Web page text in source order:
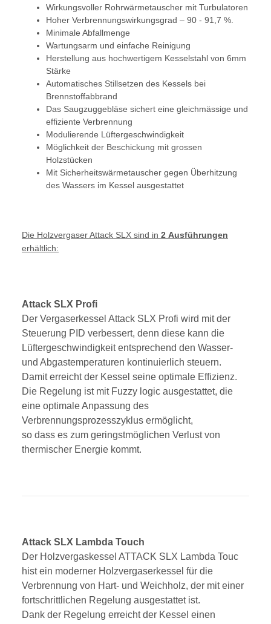
Wirkungsvoller Rohrwärmetauscher mit Turbulatoren
Hoher Verbrennungswirkungsgrad – 90 - 91,7 %.
Minimale Abfallmenge
Wartungsarm und einfache Reinigung
Herstellung aus hochwertigem Kesselstahl von 6mm
Stärke
Automatisches Stillsetzen des Kessels bei
Brennstoffabbrand
Das Saugzuggebläse sichert eine gleichmässige und
effiziente Verbrennung
Modulierende Lüftergeschwindigkeit
Möglichkeit der Beschickung mit grossen
Holzstücken
Mit Sicherheitswärmetauscher gegen Überhitzung
des Wassers im Kessel ausgestattet
Die Holzvergaser Attack SLX sind in 2 Ausführungen
erhältlich:
Attack SLX Profi
Der Vergaserkessel Attack SLX Profi wird mit der
Steuerung PID verbessert, denn diese kann die
Lüftergeschwindigkeit entsprechend den Wasser-
und Abgastemperaturen kontinuierlich steuern.
Damit erreicht der Kessel seine optimale Effizienz.
Die Regelung ist mit Fuzzy logic ausgestattet, die
eine optimale Anpassung des
Verbrennungsprozesszyklus ermöglicht,
so dass es zum geringstmöglichen Verlust von
thermischer Energie kommt.
Attack SLX Lambda Touch
Der Holzvergaskessel ATTACK SLX Lambda Touc
hist ein moderner Holzvergaserkessel für die
Verbrennung von Hart- und Weichholz, der mit einer
fortschrittlichen Regelung ausgestattet ist.
Dank der Regelung erreicht der Kessel einen